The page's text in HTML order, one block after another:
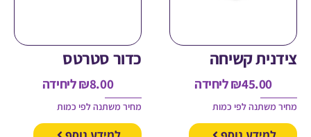
קשיחה
₪ליחידה
לפי כמות
כדור סטרטס
ליחידה
מחיר משתנה לפי כמות